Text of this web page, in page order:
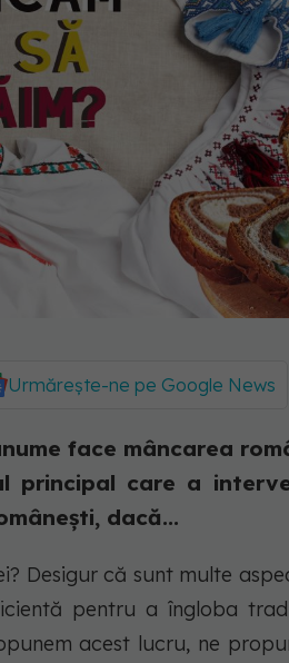
Urmărește-ne pe Google News
face mâncarea
principal care a
dacă...
Desigur că sunt multe
pentru a îngloba
acest lucru, ne